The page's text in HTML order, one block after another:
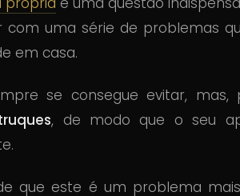
com uma série de problemas
em casa.
se consegue evitar, mas,
, de modo que o seu
que este é um problema